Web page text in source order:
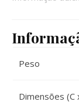
Peso
Dimensões (C